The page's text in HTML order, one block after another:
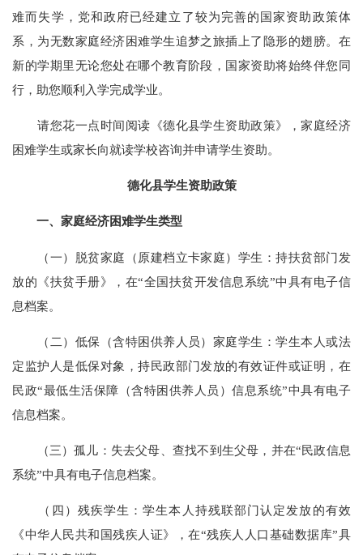
难而失学，党和政府已经建立了较为完善的国家资助政策体
系，为无数家庭经济困难学生追梦之旅插上了隐形的翅膀。在
新的学期里无论您处在哪个教育阶段，国家资助将始终伴您同
行，助您顺利入学完成学业。
请您花一点时间阅读《德化县学生资助政策》，家庭经济
困难学生或家长向就读学校咨询并申请学生资助。
德化县学生资助政策
一、家庭经济困难学生类型
（一）脱贫家庭（原建档立卡家庭）学生：持扶贫部门发
放的《扶贫手册》，在“全国扶贫开发信息系统”中具有电子信
息档案。
（二）低保（含特困供养人员）家庭学生：学生本人或法
定监护人是低保对象，持民政部门发放的有效证件或证明，在
民政“最低生活保障（含特困供养人员）信息系统”中具有电子
信息档案。
（三）孤儿：失去父母、查找不到生父母，并在“民政信息
系统”中具有电子信息档案。
（四）残疾学生：学生本人持残联部门认定发放的有效
《中华人民共和国残疾人证》，在“残疾人人口基础数据库”具